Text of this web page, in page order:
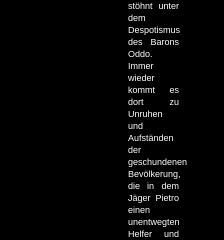
stöhnt unter
dem
Despotismus
des Barons
Oddo.
Immer
wieder
kommt es
dort zu
Unruhen
und
Aufständen
der
geschundenen
Bevölkerung,
die in dem
Jäger Pietro
einen
unentwegten
Helfer und